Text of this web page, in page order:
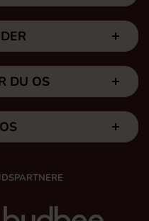
DU OS